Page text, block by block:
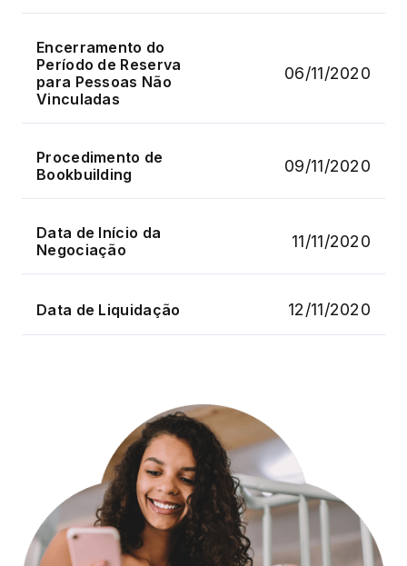
Encerramento do
Período de Reserva
para Pessoas Não
Vinculadas
06/11/2020
Procedimento de
Bookbuilding
09/11/2020
Data de Início da
Negociação
11/11/2020
Data de Liquidação 12/11/2020